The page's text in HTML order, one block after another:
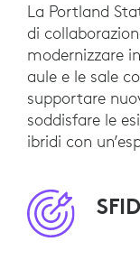
La Portland
di
modernizzare
aule e le sale
supportare
soddisfare le
ibridi con